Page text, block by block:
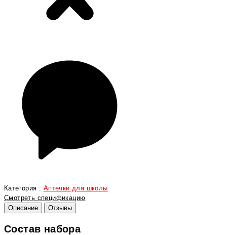
Категория : Аптечки для школы
Смотреть спецификацию
Описание
Отзывы
Состав набора